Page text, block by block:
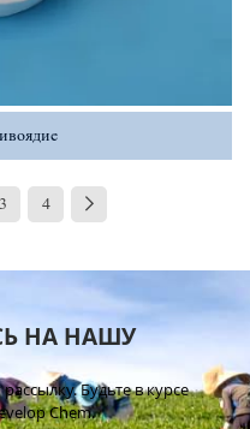
3 4
НА НАШУ
Будьте в курсе
Chem.